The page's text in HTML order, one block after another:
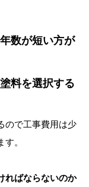
数が短い方が
料を選択する
ので工事費用は少
。
ればならないのか